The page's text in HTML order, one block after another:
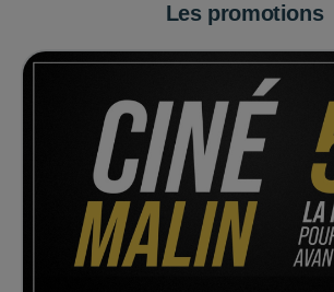
Les promotions